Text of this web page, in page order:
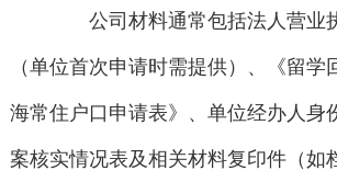
公司材料通常包括法人营业
（单位首次申请时需提供）、《留学
海常住户口申请表》、单位经办人身
案核实情况表及相关材料复印件（如